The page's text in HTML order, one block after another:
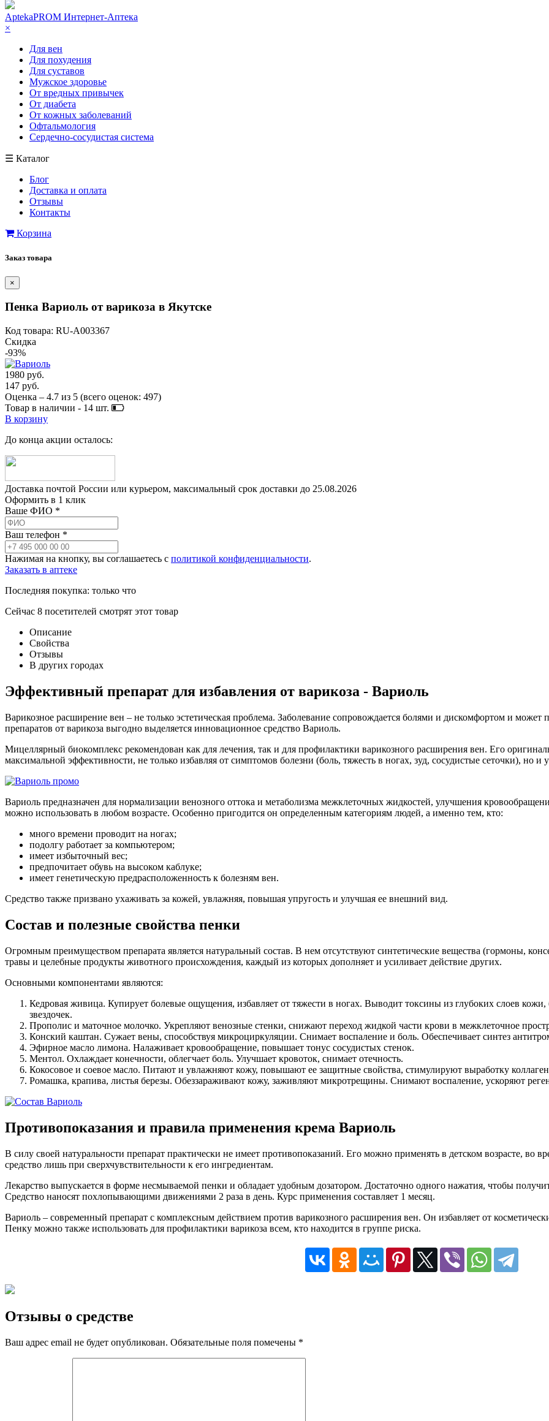
AptekaPROM Интернет-Аптека
×
Для вен
Для похудения
Для суставов
Мужское здоровье
От вредных привычек
От диабета
От кожных заболеваний
Офтальмология
Сердечно-сосудистая система
☰ Каталог
Блог
Доставка и оплата
Отзывы
Контакты
Корзина
Заказ товара
×
Пенка Вариоль от варикоза в Якутске
Код товара: RU-A003367
Скидка
-93%
1980 руб.
147 руб.
Оценка – 4.7 из 5 (всего оценок: 497)
Товар в наличии - 14 шт.
В корзину
До конца акции осталось:
Доставка почтой России или курьером, максимальный срок доставки до 25.08.2026
Оформить в 1 клик
Ваше ФИО *
Ваш телефон *
Нажимая на кнопку, вы соглашаетесь с политикой конфиденциальности.
Заказать в аптеке
Последняя покупка: только что
Сейчас 8 посетителей смотрят этот товар
Описание
Свойства
Отзывы
В других городах
Эффективный препарат для избавления от варикоза - Вариоль
Варикозное расширение вен – не только эстетическая проблема. Заболевание сопровождается болями и дискомфортом и
препаратов от варикоза выгодно выделяется инновационное средство Вариоль.
Мицеллярный биокомплекс рекомендован как для лечения, так и для профилактики варикозного расширения вен. Его
максимальной эффективности, не только избавляя от симптомов болезни (боль, тяжесть в ногах, зуд, сосудистые сеточки), но и
Вариоль предназначен для нормализации венозного оттока и метаболизма межклеточных жидкостей, улучшения
можно использовать в любом возрасте. Особенно пригодится он определенным категориям людей, а именно тем, кто:
много времени проводит на ногах;
подолгу работает за компьютером;
имеет избыточный вес;
предпочитает обувь на высоком каблуке;
имеет генетическую предрасположенность к болезням вен.
Средство также призвано ухаживать за кожей, увлажняя, повышая упругость и улучшая ее внешний вид.
Состав и полезные свойства пенки
Огромным преимуществом препарата является натуральный состав. В нем отсутствуют синтетические вещества (гормоны,
травы и целебные продукты животного происхождения, каждый из которых дополняет и усиливает действие других.
Основными компонентами являются:
Кедровая живица. Купирует болевые ощущения, избавляет от тяжести в ногах. Выводит токсины из глубоких слоев кожи,
звездочек.
Прополис и маточное молочко. Укрепляют венозные стенки, снижают переход жидкой части крови в межклеточное
Конский каштан. Сужает вены, способствуя микроциркуляции. Снимает воспаление и боль. Обеспечивает синтез
Эфирное масло лимона. Налаживает кровообращение, повышает тонус сосудистых стенок.
Ментол. Охлаждает конечности, облегчает боль. Улучшает кровоток, снимает отечность.
Кокосовое и соевое масло. Питают и увлажняют кожу, повышают ее защитные свойства, стимулируют выработку
Ромашка, крапива, листья березы. Обеззараживают кожу, заживляют микротрещины. Снимают воспаление, ускоряют
Противопоказания и правила применения крема Вариоль
В силу своей натуральности препарат практически не имеет противопоказаний. Его можно применять в детском возрасте, во
средство лишь при сверхчувствительности к его ингредиентам.
Лекарство выпускается в форме несмываемой пенки и обладает удобным дозатором. Достаточно одного нажатия, чтобы
Средство наносят похлопывающими движениями 2 раза в день. Курс применения составляет 1 месяц.
Вариоль – современный препарат с комплексным действием против варикозного расширения вен. Он избавляет от
Пенку можно также использовать для профилактики варикоза всем, кто находится в группе риска.
Отзывы о средстве
Ваш адрес email не будет опубликован. Обязательные поля помечены *